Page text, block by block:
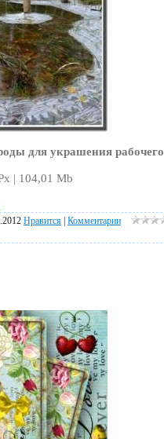
для украшения рабочего
| 104,01 Mb
Нравится | Комментарии